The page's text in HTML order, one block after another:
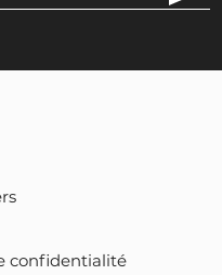
confidentialité